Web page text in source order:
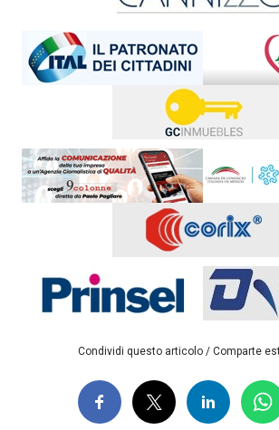
Condividi questo articolo / Comparte